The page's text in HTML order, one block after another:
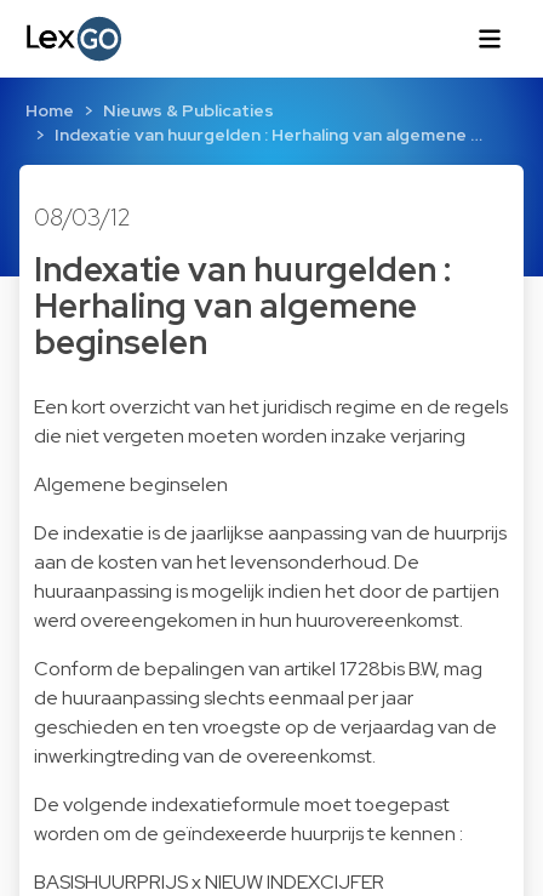
Home
Nieuws & Publicaties
Indexatie van huurgelden : Herhaling van algemene …
08/03/12
Indexatie van huurgelden :
Herhaling van algemene
beginselen
Een kort overzicht van het juridisch regime en de regels
die niet vergeten moeten worden inzake verjaring
Algemene beginselen
De indexatie is de jaarlijkse aanpassing van de huurprijs
aan de kosten van het levensonderhoud. De
huuraanpassing is mogelijk indien het door de partijen
werd overeengekomen in hun huurovereenkomst.
Conform de bepalingen van artikel 1728bis B.W, mag
de huuraanpassing slechts eenmaal per jaar
geschieden en ten vroegste op de verjaardag van de
inwerkingtreding van de overeenkomst.
De volgende indexatieformule moet toegepast
worden om de geïndexeerde huurprijs te kennen :
BASISHUURPRIJS x NIEUW INDEXCIJFER